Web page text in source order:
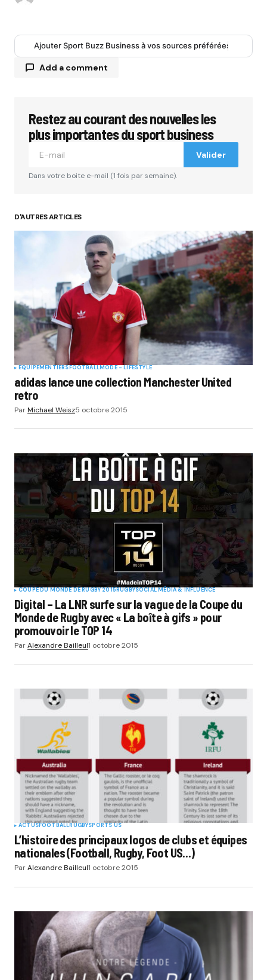
Ajouter Sport Buzz Business à vos sources préférées
Add a comment
Votre adresse e-mail ne sera pas publiée.Les
champs obligatoires sont indiqués avec*
Your Name
Submit Comment
Restez au courant des nouvelles les
plus importantes du sport business
Valider
Dans votre boite e-mail (1 fois par semaine).
D'AUTRES ARTICLES
EQUIPEMENTIERSFOOTBALLMODE - LIFESTYLE
adidas lance une collection Manchester United
retro
ParMichael Weisz5 octobre 2015
COUPE DU MONDE DE RUGBY 2015 RUGBYSOCIAL MÉDIA & INFLUENCE
Digital – La LNR surfe sur la vague de la Coupe du
Monde de Rugby avec « La boîte à gifs » pour
promouvoir le TOP 14
ParAlexandre Bailleul1 octobre 2015
ACTUSFOOTBALLRUGBYSPORTS US
L’histoire des principaux logos de clubs et équipes
nationales (Football, Rugby, Foot US…)
ParAlexandre Bailleul1 octobre 2015